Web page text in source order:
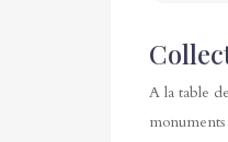
A la table
monuments